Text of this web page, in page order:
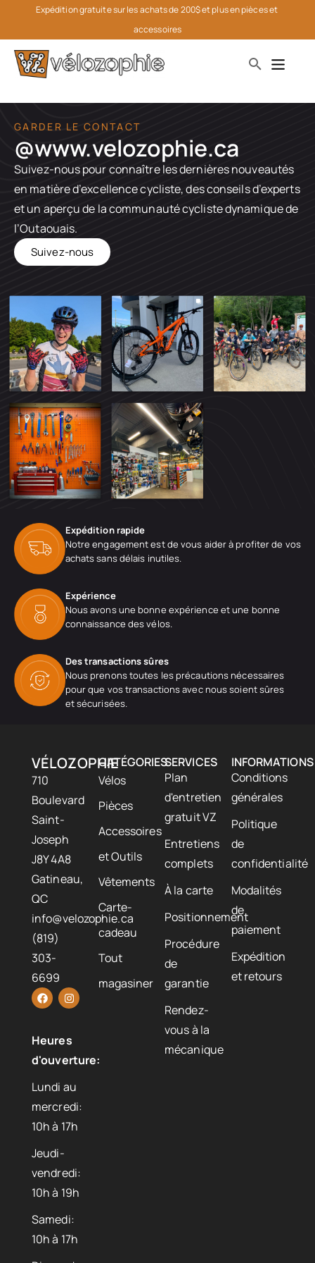
Expédition gratuite sur les achats de 200$ et plus en pièces et
accessoires
GARDER LE CONTACT
@www.velozophie.ca​
Suivez-nous pour connaître les dernières nouveautés
en matière d’excellence cycliste, des conseils d’experts
et un aperçu de la communauté cycliste dynamique de
l’Outaouais.
Suivez-nous
Expédition rapide
Notre engagement est de vous aider à profiter de vos
achats sans délais inutiles.
Expérience
Nous avons une bonne expérience et une bonne
connaissance des vélos.
Des transactions sûres
Nous prenons toutes les précautions nécessaires
pour que vos transactions avec nous soient sûres
et sécurisées.
VÉLOZOPHIE
710
Boulevard
Saint-
Joseph
J8Y 4A8
Gatineau,
QC
info@velozophie.ca
(819)
303-
6699
Heures
d'ouverture:
Lundi au
mercredi:
10h à 17h
Jeudi-
vendredi:
10h à 19h
Samedi:
10h à 17h
CATÉGORIES
Vélos
Pièces
Accessoires
et Outils
Vêtements
Carte-
cadeau
Tout
magasiner
SERVICES
Plan
d'entretien
gratuit VZ
Entretiens
complets
À la carte
Positionnement
Procédure
de
garantie
Rendez-
vous à la
mécanique
INFORMATIONS
Conditions
générales
Politique
de
confidentialité
Modalités
de
paiement
Expédition
et retours